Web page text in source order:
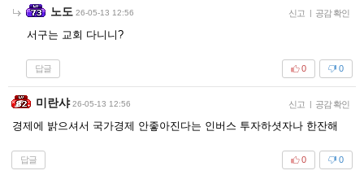
노도 26-05-13 12:56 신고 | 공감 확인
서구는 교회 다니니?
답글 0
0
미란샤 26-05-13 12:56 신고 | 공감 확인
경제에 밝으셔서 국가경제 안좋아진다는 인버스 투자하셧자나 한잔해
답글 0
0